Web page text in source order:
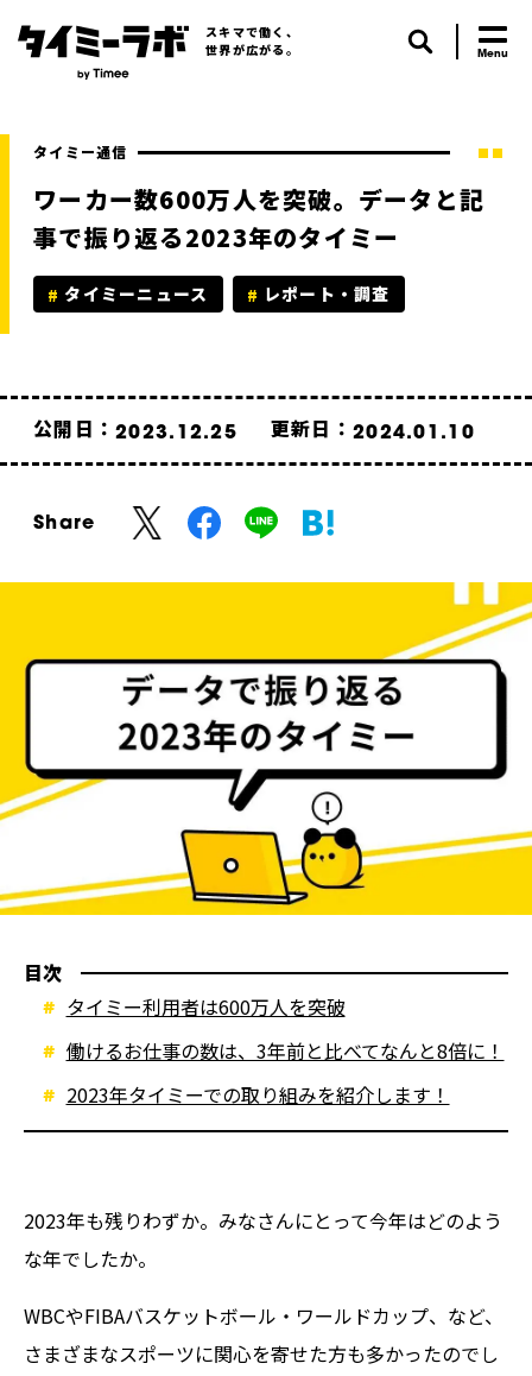
スキマで働く、
世界が広がる。
タイミー通信
ワーカー数600万人を突破。データと記
事で振り返る2023年のタイミー
タイミーニュース レポート・調査
公開日：2023.12.25 更新日：2024.01.10
Share
目次
タイミー利用者は600万人を突破
働けるお仕事の数は、3年前と比べてなんと8倍に！
2023年タイミーでの取り組みを紹介します！
2023年も残りわずか。みなさんにとって今年はどのよう
な年でしたか。
WBCやFIBAバスケットボール・ワールドカップ、など、
さまざまなスポーツに関心を寄せた方も多かったのでし